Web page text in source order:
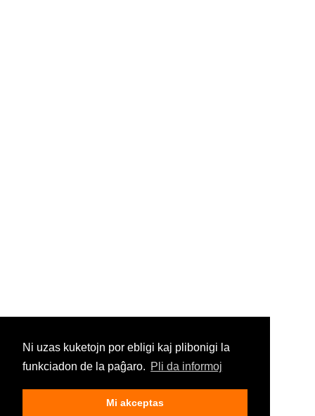
Ni uzas kuketojn por ebligi kaj plibonigi la
funkciadon de la paĝaro. Pli da informoj
Mi akceptas